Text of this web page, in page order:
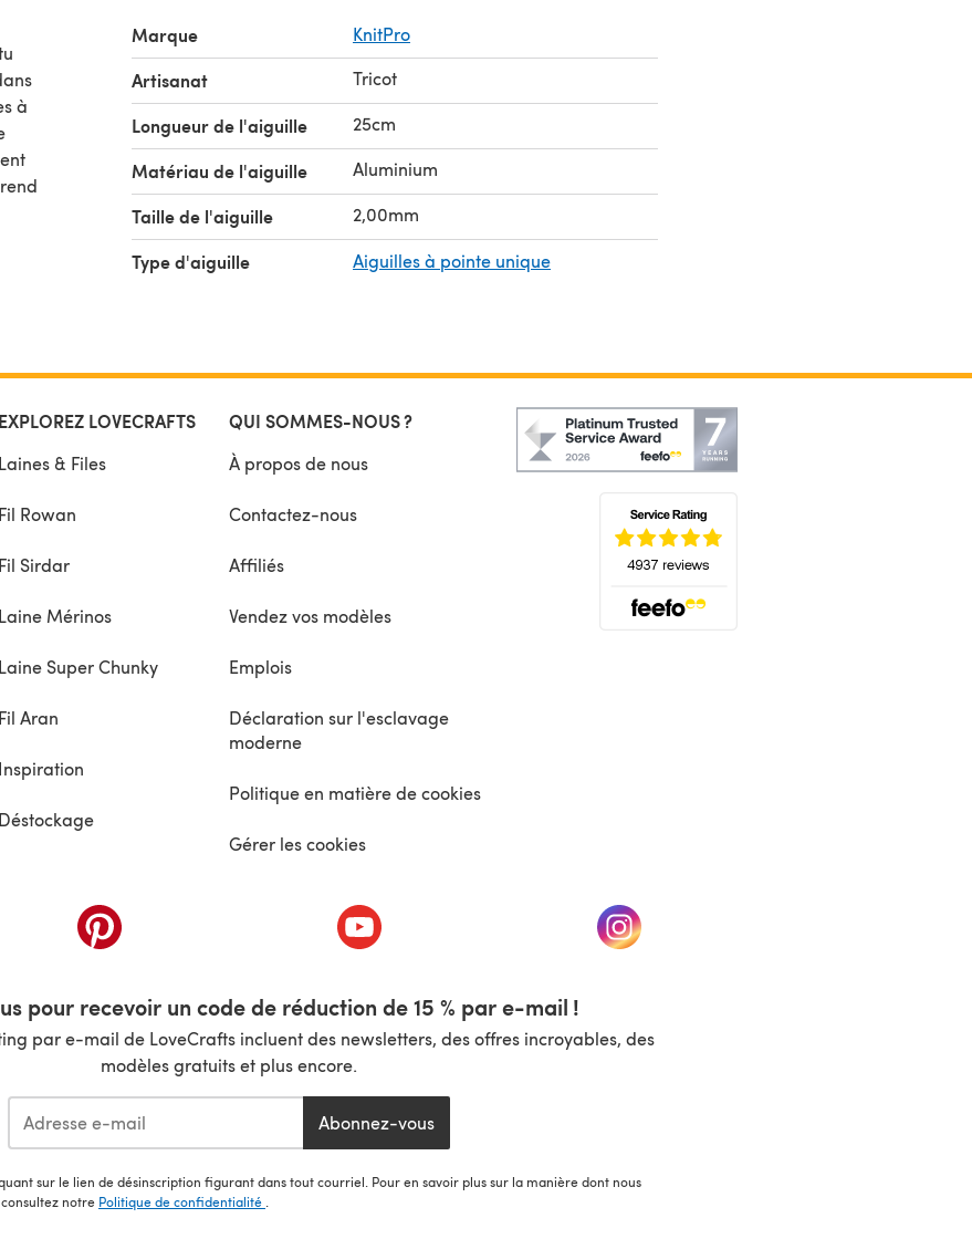
à
Marque KnitPro
Artisanat Tricot
Longueur de l'aiguille 25cm
Matériau de l'aiguille Aluminium
Taille de l'aiguille 2,00mm
Type d'aiguille Aiguilles à pointe unique
EXPLOREZ LOVECRAFTS
Laines & Files
Fil Rowan
Fil Sirdar
Laine Mérinos
Laine Super Chunky
Fil Aran
Inspiration
Déstockage
QUI SOMMES-NOUS ?
À propos de nous
Contactez-nous
Affiliés
Vendez vos modèles
Emplois
Déclaration sur l'esclavage
moderne
Politique en matière de cookies
Gérer les cookies
onglet) (s'ouvre dans un nouvel onglet) (s'ouvre dans un nouvel onglet) (s'ouvre dans un nouvel onglet)
pour recevoir un code de réduction de 15 % par e-mail !
par e-mail de LoveCrafts incluent des newsletters, des offres incroyables, des
modèles gratuits et plus encore.
Abonnez-vous
sur le lien de désinscription figurant dans tout courriel. Pour en savoir plus sur la manière dont nous
notre Politique de confidentialité